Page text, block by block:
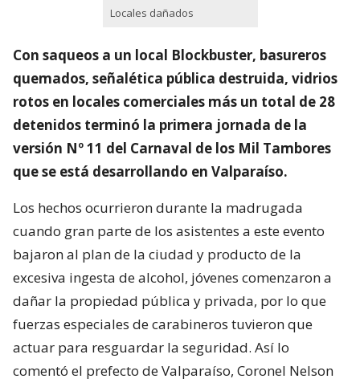
Locales dañados
Con saqueos a un local Blockbuster, basureros
quemados, señalética pública destruida, vidrios
rotos en locales comerciales más un total de 28
detenidos terminó la primera jornada de la
versión Nº 11 del Carnaval de los Mil Tambores
que se está desarrollando en Valparaíso.
Los hechos ocurrieron durante la madrugada
cuando gran parte de los asistentes a este evento
bajaron al plan de la ciudad y producto de la
excesiva ingesta de alcohol, jóvenes comenzaron a
dañar la propiedad pública y privada, por lo que
fuerzas especiales de carabineros tuvieron que
actuar para resguardar la seguridad. Así lo
comentó el prefecto de Valparaíso, Coronel Nelson